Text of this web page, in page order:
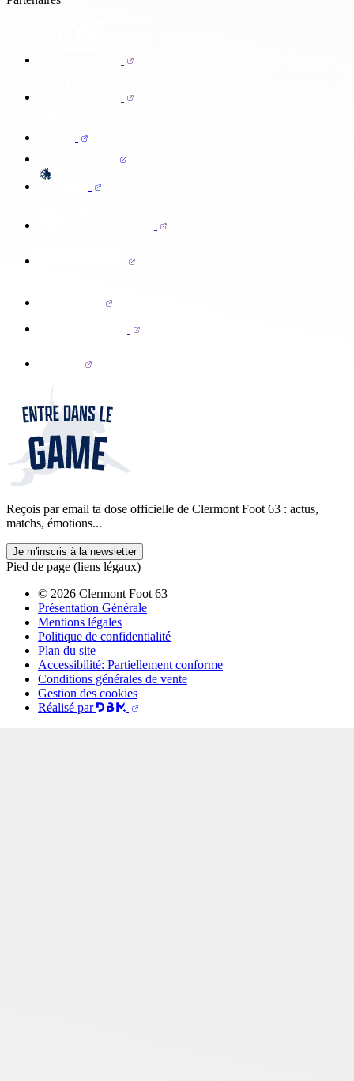
Reçois par email ta dose officielle de Clermont Foot 63 : actus,
matchs, émotions...
Je m'inscris à la newsletter
Pied de page (liens légaux)
© 2026 Clermont Foot 63
Présentation Générale
Mentions légales
Politique de confidentialité
Plan du site
Accessibilité: Partiellement conforme
Conditions générales de vente
Gestion des cookies
Réalisé par